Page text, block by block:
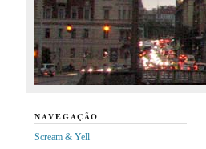
NAVEGAÇÃO
Scream & Yell